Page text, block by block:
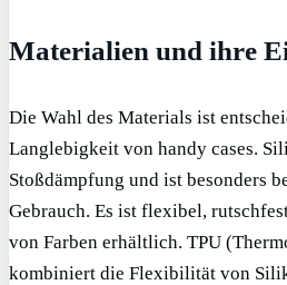
Materialien und ihre
Die Wahl des Materials ist
Langlebigkeit von handy cases.
Stoßdämpfung und ist besonders
Gebrauch. Es ist flexibel,
von Farben erhältlich. TPU
kombiniert die Flexibilität von